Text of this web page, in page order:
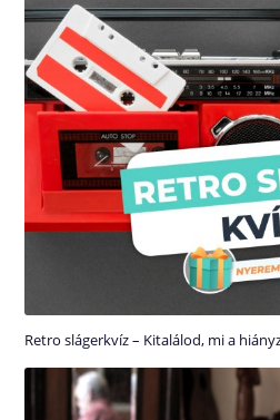
Retro slágerkvíz – Kitalálod, mi a